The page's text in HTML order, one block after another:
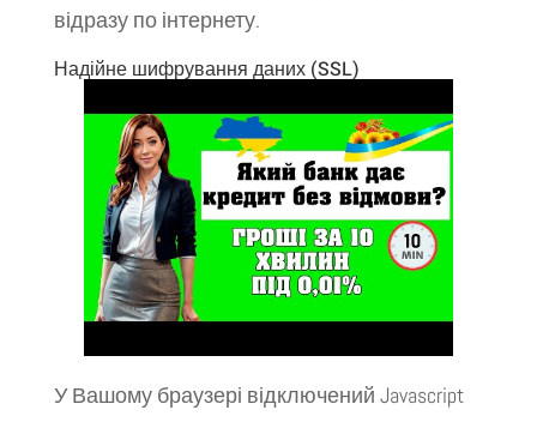
відразу по інтернету.
Надійне шифрування даних (SSL)
У Вашому браузері відключений Javascript